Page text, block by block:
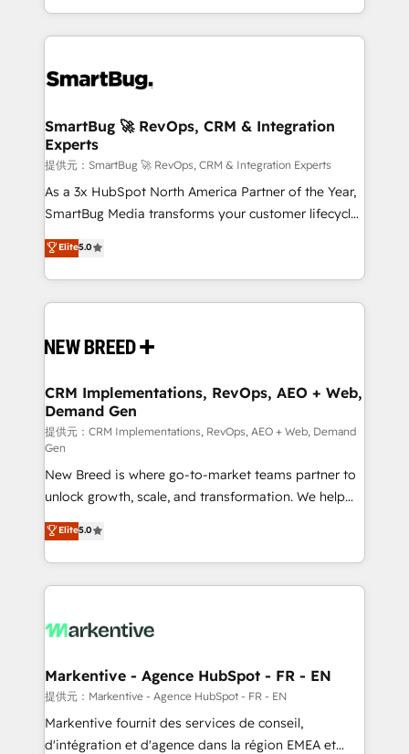
Breeze・Claude等をHubSpotと連携させ、役割定義・
革を、構想から実装・定着までPMOとして主導。「設
の統合・浸透・変革管理を実行します。 ▸ CMS戦略設
計・構築：リード獲得・CVR・SEOを前提にした情報設
計・導線設計・テンプレート設計をContent Hubで一体
提供。 ▸ 既存CRM・MAからの移行支援：Salesforce・
Marketo・Pardot等からの移行、カスタム設計、履歴
Perplexity等のAI検索からの流入・引用を前提にコンテ
ンツとサイト構造を最適化。 🏆 なぜ100incを選ぶの
ISO9001:2015 取得 ✓ 400社以上の導入実績 ✓
HubSpot大百科 出版 CRM・AI活用に関するご相談、現
せください。
and engineer a portal that drives predictable
revenue velocity. 🚀 GTM Strategy & Alignment
stalling growth. Fix your ICP, Math, and Story to stop
Scalable Architecture: Zero-technical-debt setup
across all Hubs, validated by our 7 HubSpot
Accreditations. AI-Powered RevOps: Breeze AI,
custom AI agents, and high-integrity migrations for
total reporting clarity. Security & Compliance: SOC 2
security. 🏆 Why Bluleadz? GTM OS Partner | 16+
Years Experience | 1,000+ Five-Star Reviews
SmartBug 🚀 RevOps, CRM & Integration
Experts
提供元：SmartBug 🚀 RevOps, CRM & Integration Experts
As a 3x HubSpot North America Partner of the Year,
SmartBug Media transforms your customer lifecycle
into a revenue engine. Our unified ecosystem
includes specialized divisions Globalia (AI &
Software) and Point Success Media (Paid Media),
making this the official home for all three brands. 🔄
and system integrations powered by Globalia’s
trainers to drive platform adoption. 📈 Revenue
Generation - Full-funnel marketing and high-
performance advertising via Point Success Media. -
Expert deployment of Breeze AI and custom agents
to automate growth. 🏆 Elite Excellence - 8 platform
accreditations and deep HIPAA-compliance
expertise. - A team of 250+ experts dedicated to
your resilient growth.
Elite5.0
CRM Implementations, RevOps, AEO + Web,
Demand Gen
提供元：CRM Implementations, RevOps, AEO + Web, Demand
Gen
New Breed is where go-to-market teams partner to
unlock growth, scale, and transformation. We help
companies activate HubSpot’s AI-powered
customer platform and operationalize HubSpot’s
Loop Marketing framework through expert-led
services, smart agents, and purpose-built apps,
results, fast. ⚙️CRM & RevOps: Align all Hubs to your
🎯Demand Gen & ABM: Drive pipeline with inbound,
ABM, AEO, SEO, & paid media. 👩‍💻Web Design:
Build high-performing websites with UX, messaging,
& conversion strategy that drive results. 🤖AI
Elite5.0
Markentive - Agence HubSpot - FR - EN
提供元：Markentive - Agence HubSpot - FR - EN
Markentive fournit des services de conseil,
d'intégration et d'agence dans la région EMEA et